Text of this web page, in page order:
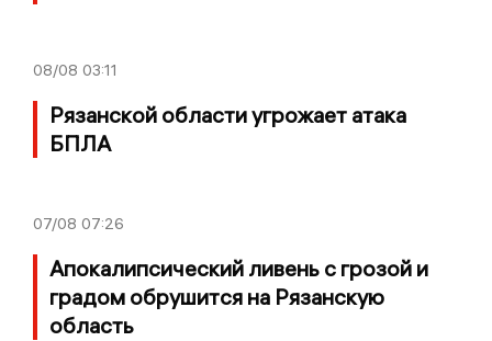
08/08 03:11
Рязанской области угрожает атака
БПЛА
07/08 07:26
Апокалипсический ливень с грозой и
градом обрушится на Рязанскую
область